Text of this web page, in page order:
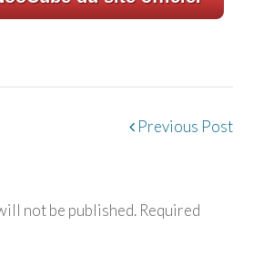
Previous Post
not be published. Required